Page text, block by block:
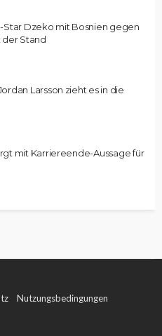
Star Dzeko mit Bosnien gegen
der Stand
Larsson zieht es in die
mit Karriereende-Aussage für
Nutzungsbedingungen